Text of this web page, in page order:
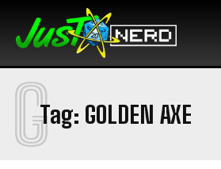
Tag: GOLDEN AXE
G